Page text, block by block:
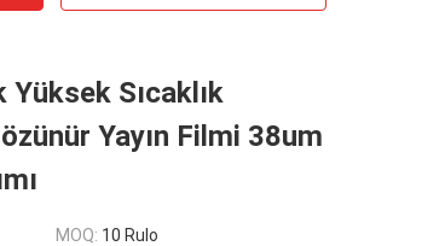
Sıcaklık
Yayın Filmi 38um
MOQ: 10 Rulo